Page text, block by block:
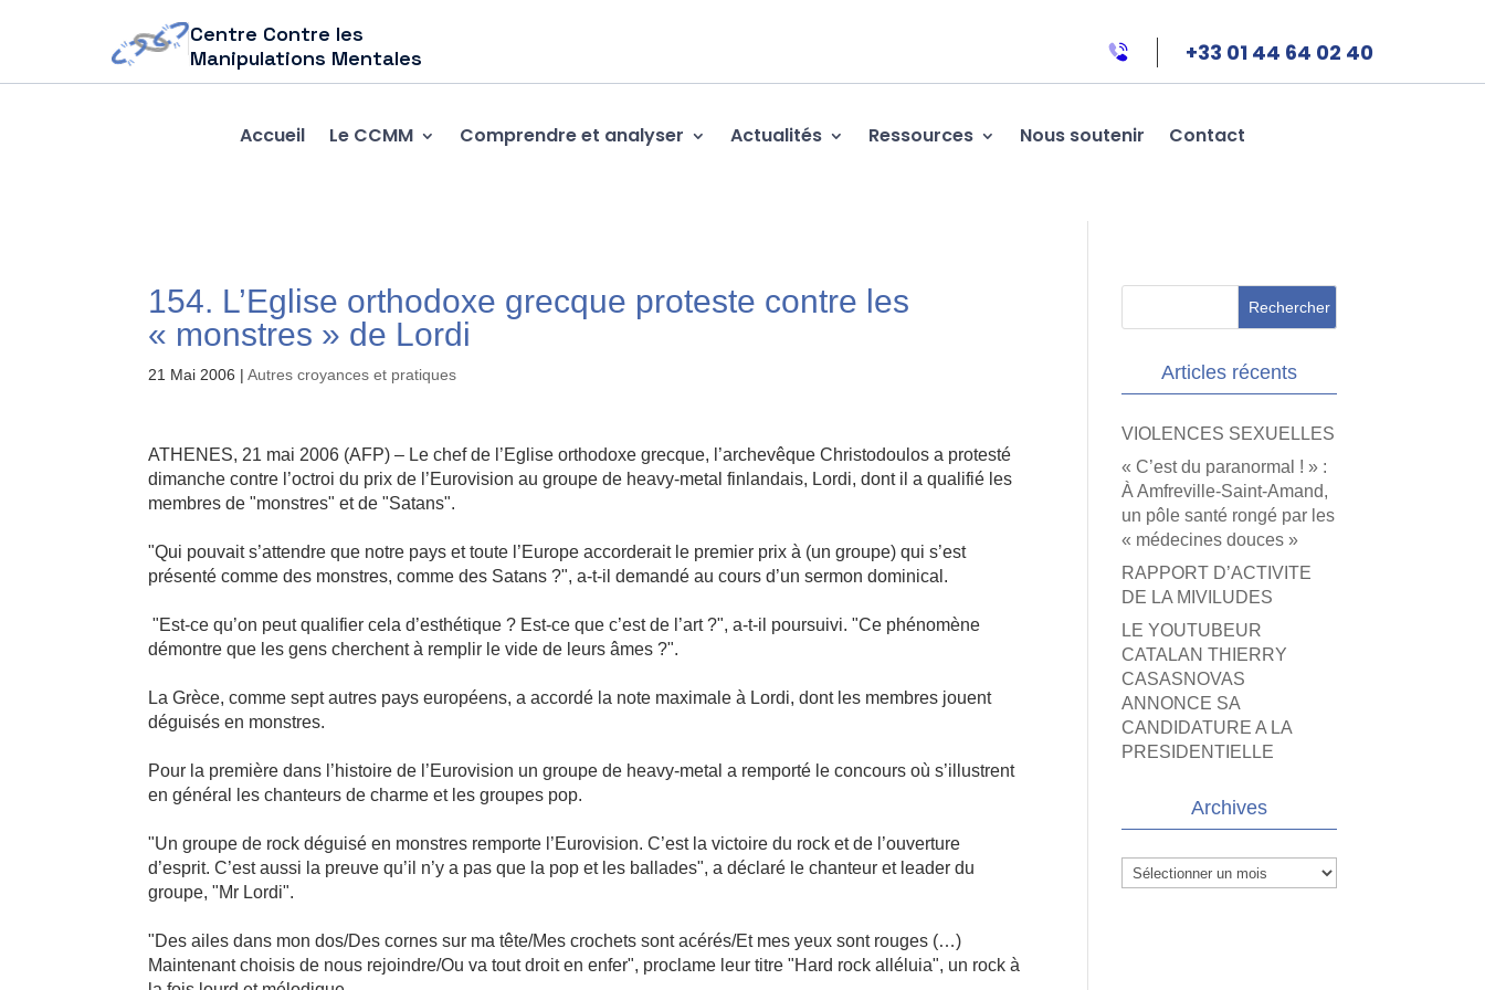
Centre Contre les
Manipulations Mentales
+33 01 44 64 02 40
Accueil Le CCMM Comprendre et analyser Actualités Ressources Nous soutenir Contact
154. L’Eglise orthodoxe grecque proteste contre les
« monstres » de Lordi
21 Mai 2006 |Autres croyances et pratiques
ATHENES, 21 mai 2006 (AFP) – Le chef de l’Eglise orthodoxe grecque, l’archevêque Christodoulos a protesté
dimanche contre l’octroi du prix de l’Eurovision au groupe de heavy-metal finlandais, Lordi, dont il a qualifié les
membres de "monstres" et de "Satans".
"Qui pouvait s’attendre que notre pays et toute l’Europe accorderait le premier prix à (un groupe) qui s’est
présenté comme des monstres, comme des Satans ?", a-t-il demandé au cours d’un sermon dominical.
"Est-ce qu’on peut qualifier cela d’esthétique ? Est-ce que c’est de l’art ?", a-t-il poursuivi. "Ce phénomène
démontre que les gens cherchent à remplir le vide de leurs âmes ?".
La Grèce, comme sept autres pays européens, a accordé la note maximale à Lordi, dont les membres jouent
déguisés en monstres.
Pour la première dans l’histoire de l’Eurovision un groupe de heavy-metal a remporté le concours où s’illustrent
en général les chanteurs de charme et les groupes pop.
"Un groupe de rock déguisé en monstres remporte l’Eurovision. C’est la victoire du rock et de l’ouverture
d’esprit. C’est aussi la preuve qu’il n’y a pas que la pop et les ballades", a déclaré le chanteur et leader du
groupe, "Mr Lordi".
"Des ailes dans mon dos/Des cornes sur ma tête/Mes crochets sont acérés/Et mes yeux sont rouges (…)
Maintenant choisis de nous rejoindre/Ou va tout droit en enfer", proclame leur titre "Hard rock alléluia", un rock à
Articles récents
VIOLENCES SEXUELLES
« C’est du paranormal ! » :
À Amfreville-Saint-Amand,
un pôle santé rongé par les
« médecines douces »
RAPPORT D’ACTIVITE
DE LA MIVILUDES
LE YOUTUBEUR
CATALAN THIERRY
CASASNOVAS
ANNONCE SA
CANDIDATURE A LA
PRESIDENTIELLE
Archives
Archives